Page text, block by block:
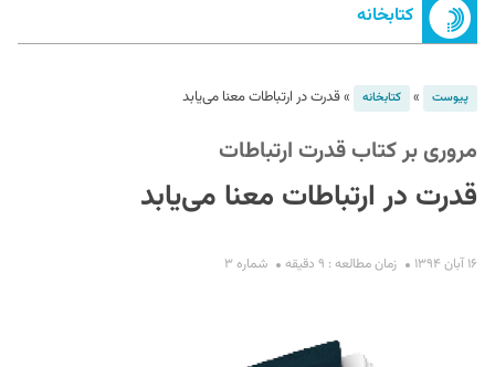
کتابخانه
پیوست » کتابخانه »قدرت در ارتباطات معنا می‌یابد
مروری بر کتاب قدرت ارتباطات
قدرت در ارتباطات معنا می‌یابد
۱۶ آبان ۱۳۹۴ زمان مطالعه : ۹ دقیقه شماره ۳